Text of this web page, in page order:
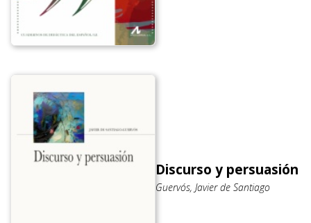
Discurso y persuasión
Guervós, Javier de Santiago